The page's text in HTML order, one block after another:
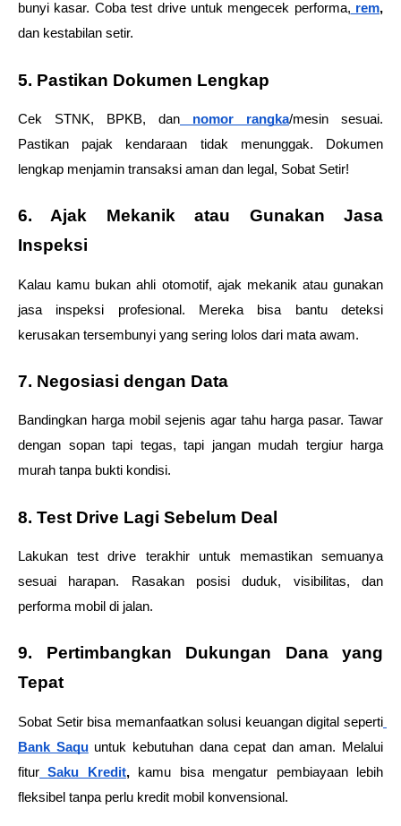
bunyi kasar. Coba test drive untuk mengecek performa, rem
dan kestabilan setir.
5. Pastikan Dokumen Lengkap
Cek STNK, BPKB, dan nomor rangka/mesin sesuai.
Pastikan pajak kendaraan tidak menunggak. Dokumen
lengkap menjamin transaksi aman dan legal, Sobat Setir!
6. Ajak Mekanik atau Gunakan Jasa
Inspeksi
Kalau kamu bukan ahli otomotif, ajak mekanik atau gunakan
jasa inspeksi profesional. Mereka bisa bantu deteksi
kerusakan tersembunyi yang sering lolos dari mata awam.
7. Negosiasi dengan Data
Bandingkan harga mobil sejenis agar tahu harga pasar. Tawar
dengan sopan tapi tegas, tapi jangan mudah tergiur harga
murah tanpa bukti kondisi.
8. Test Drive Lagi Sebelum Deal
Lakukan test drive terakhir untuk memastikan semuanya
sesuai harapan. Rasakan posisi duduk, visibilitas, dan
performa mobil di jalan.
9. Pertimbangkan Dukungan Dana yang
Tepat
Sobat Setir bisa memanfaatkan solusi keuangan digital seperti
Bank Saqu untuk kebutuhan dana cepat dan aman. Melalui
fitur Saku Kredit, kamu bisa mengatur pembiayaan lebih
fleksibel tanpa perlu kredit mobil konvensional.